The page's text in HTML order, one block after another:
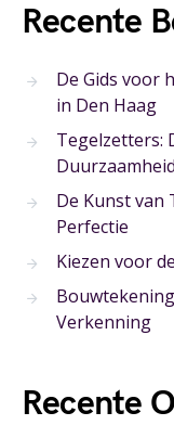
Recente
De Gids voor
in Den Haag
Tegelzetters:
De Kunst van
Perfectie
Kiezen voor
Verkenning
Recente